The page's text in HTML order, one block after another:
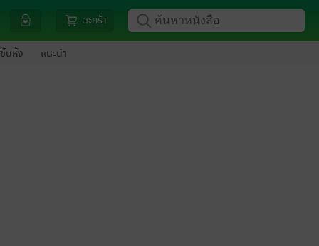
ตะกร้า
นหิ้ง แนะนำ